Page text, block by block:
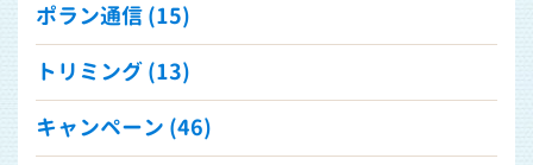
ポラン通信 (15)
トリミング (13)
キャンペーン (46)